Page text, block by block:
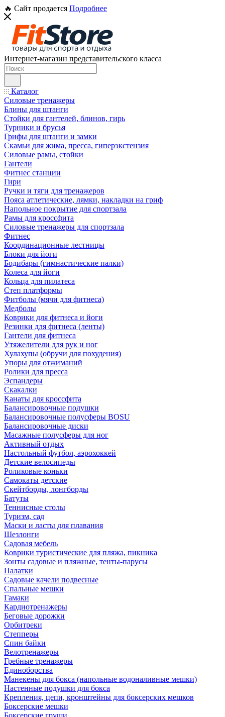
🔥 Сайт продается Подробнее
Интернет-магазин представительского класса
Каталог
Силовые тренажеры
Блины для штанги
Стойки для гантелей, блинов, гирь
Турники и брусья
Грифы для штанги и замки
Скамьи для жима, пресса, гиперэкстензия
Силовые рамы, стойки
Гантели
Фитнес станции
Гири
Ручки и тяги для тренажеров
Пояса атлетические, лямки, накладки на гриф
Напольное покрытие для спортзала
Рамы для кроссфита
Силовые тренажеры для спортзала
Фитнес
Координационные лестницы
Блоки для йоги
Бодибары (гимнастические палки)
Колеса для йоги
Кольца для пилатеса
Степ платформы
Фитболы (мячи для фитнеса)
Медболы
Коврики для фитнеса и йоги
Резинки для фитнеса (ленты)
Гантели для фитнеса
Утяжелители для рук и ног
Хулахупы (обручи для похудения)
Упоры для отжиманий
Ролики для пресса
Эспандеры
Скакалки
Канаты для кроссфита
Балансировочные подушки
Балансировочные полусферы BOSU
Балансировочные диски
Масажные полусферы для ног
Активный отдых
Настольный футбол, аэрохоккей
Детские велосипеды
Роликовые коньки
Самокаты детские
Скейтборды, лонгборды
Батуты
Теннисные столы
Туризм, сад
Маски и ласты для плавания
Шезлонги
Садовая мебель
Коврики туристические для пляжа, пикника
Зонты садовые и пляжные, тенты-парусы
Палатки
Садовые качели подвесные
Спальные мешки
Гамаки
Кардиотренажеры
Беговые дорожки
Орбитреки
Степперы
Спин байки
Велотренажеры
Гребные тренажеры
Единоборства
Манекены для бокса (напольные водоналивные мешки)
Настенные подушки для бокса
Крепления, цепи, кронштейны для боксерских мешков
Боксерские мешки
Боксерские груши